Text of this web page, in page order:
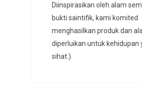
Diinspirasikan oleh alam
bukti saintifik, kami komited
menghasilkan produk dan
diperluikan untuk kehidupan
sihat.)